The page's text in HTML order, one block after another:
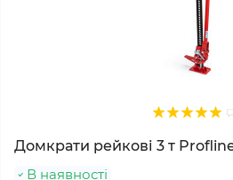
Домкрати рейкові 3 т
В наявності